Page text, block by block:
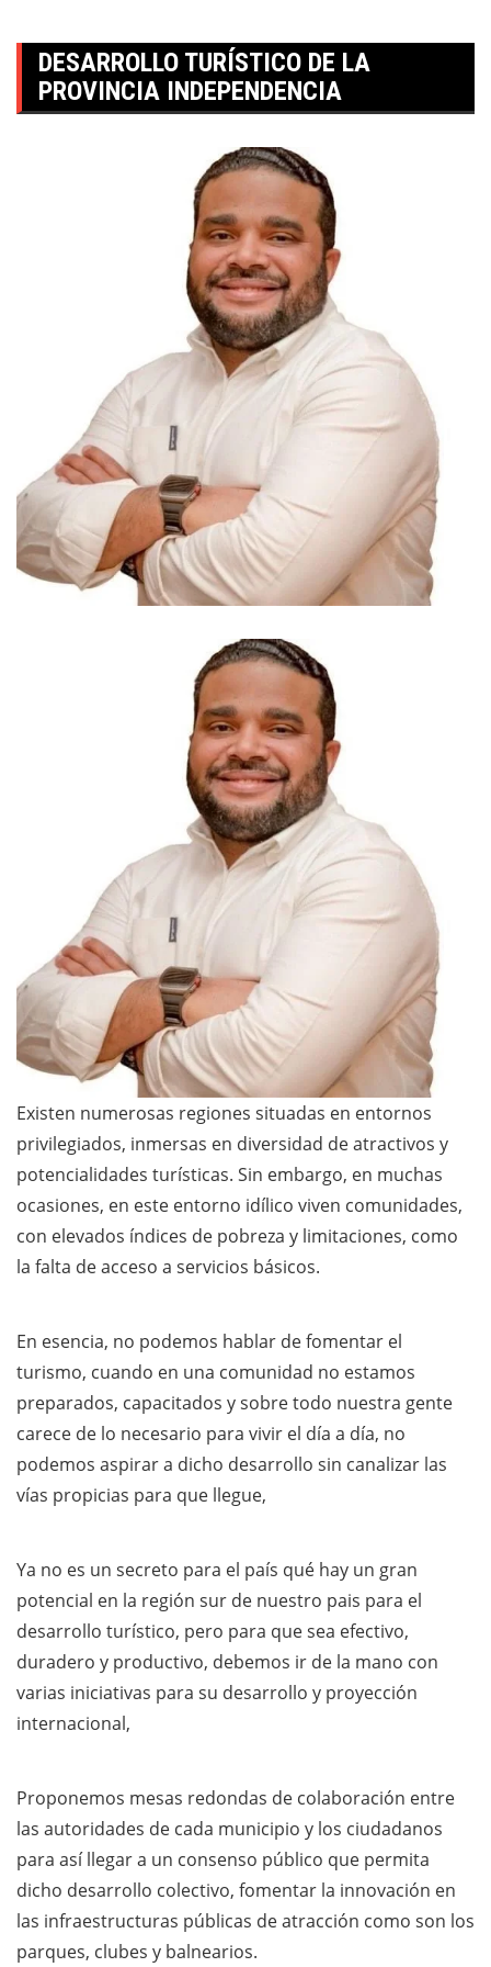
DESARROLLO TURÍSTICO DE LA
PROVINCIA INDEPENDENCIA
Existen numerosas regiones situadas en entornos
privilegiados, inmersas en diversidad de atractivos y
potencialidades turísticas. Sin embargo, en muchas
ocasiones, en este entorno idílico viven comunidades,
con elevados índices de pobreza y limitaciones, como
la falta de acceso a servicios básicos.
En esencia, no podemos hablar de fomentar el
turismo, cuando en una comunidad no estamos
preparados, capacitados y sobre todo nuestra gente
carece de lo necesario para vivir el día a día, no
podemos aspirar a dicho desarrollo sin canalizar las
vías propicias para que llegue,
Ya no es un secreto para el país qué hay un gran
potencial en la región sur de nuestro pais para el
desarrollo turístico, pero para que sea efectivo,
duradero y productivo, debemos ir de la mano con
varias iniciativas para su desarrollo y proyección
internacional,
Proponemos mesas redondas de colaboración entre
las autoridades de cada municipio y los ciudadanos
para así llegar a un consenso público que permita
dicho desarrollo colectivo, fomentar la innovación en
las infraestructuras públicas de atracción como son los
parques, clubes y balnearios.